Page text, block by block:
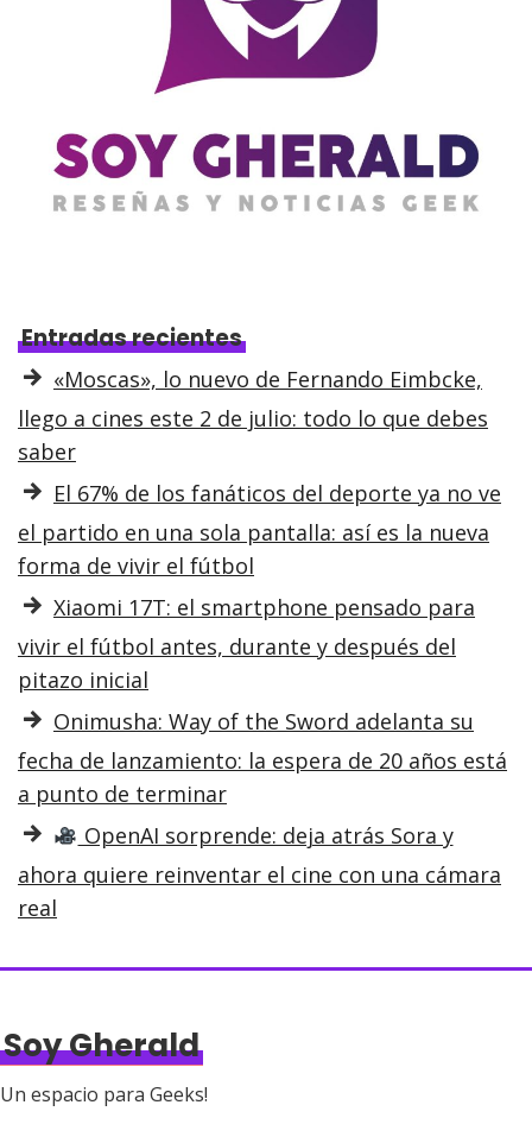
Entradas recientes
«Moscas», lo nuevo de Fernando Eimbcke,
llego a cines este 2 de julio: todo lo que debes
saber
El 67% de los fanáticos del deporte ya no ve
el partido en una sola pantalla: así es la nueva
forma de vivir el fútbol
Xiaomi 17T: el smartphone pensado para
vivir el fútbol antes, durante y después del
pitazo inicial
Onimusha: Way of the Sword adelanta su
fecha de lanzamiento: la espera de 20 años está
a punto de terminar
OpenAI sorprende: deja atrás Sora y
ahora quiere reinventar el cine con una cámara
real
Soy Gherald
Un espacio para Geeks!